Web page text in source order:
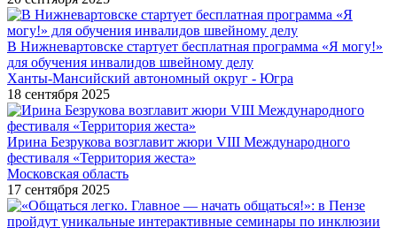
В Нижневартовске стартует бесплатная программа «Я могу!»
для обучения инвалидов швейному делу
Ханты-Мансийский автономный округ - Югра
18 сентября 2025
Ирина Безрукова возглавит жюри VIII Международного
фестиваля «Территория жеста»
Московская область
17 сентября 2025